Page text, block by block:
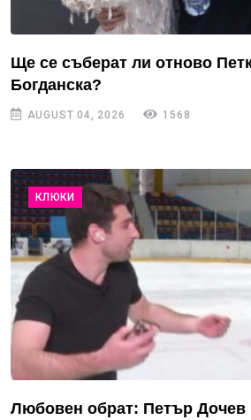
Ще се съберат ли отново
Богданска?
AUGUST 04, 2026 1568
КЛЮКИ
Любовен обрат: Петър Дочев